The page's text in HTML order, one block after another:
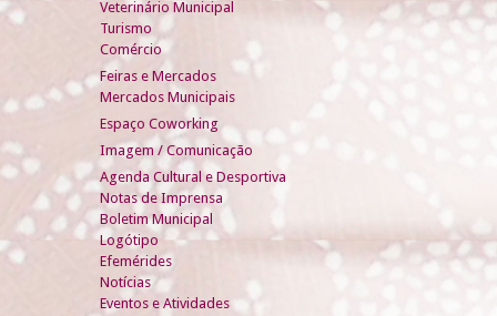
Veterinário Municipal
Turismo
Comércio
Feiras e Mercados
Mercados Municipais
Espaço Coworking
Imagem / Comunicação
Agenda Cultural e Desportiva
Notas de Imprensa
Boletim Municipal
Logótipo
Efemérides
Notícias
Eventos e Atividades